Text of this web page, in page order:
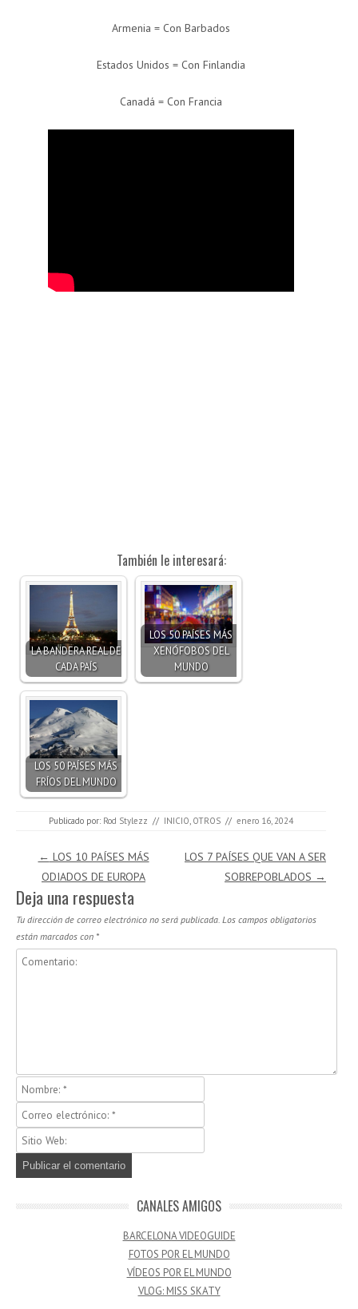
Armenia = Con Barbados
Estados Unidos = Con Finlandia
Canadá = Con Francia
También le interesará:
LA BANDERA REAL DE
CADA PAÍS
LOS 50 PAÍSES MÁS
XENÓFOBOS DEL
MUNDO
LOS 50 PAÍSES MÁS
FRÍOS DEL MUNDO
Publicado por: Rod Stylezz // INICIO OTROS // enero 16, 2024
Navegación de entradas
← LOS 10 PAÍSES MÁS
ODIADOS DE EUROPA
LOS 7 PAÍSES QUE VAN A SER
SOBREPOBLADOS →
Deja una respuesta
Tu dirección de correo electrónico no será publicada. Los campos obligatorios
están marcados con *
CANALES AMIGOS
BARCELONA VIDEOGUIDE
FOTOS POR EL MUNDO
VÍDEOS POR EL MUNDO
VLOG: MISS SKATY